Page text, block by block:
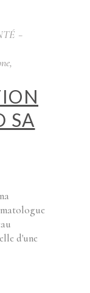
,
SA
d'une